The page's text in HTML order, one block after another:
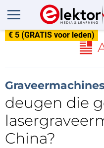
€ 5 (GRATIS voor leden)
deugen die
China?